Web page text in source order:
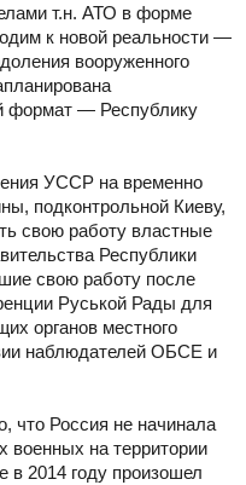
т.н. АТО в форме
к новой реальности —
вооруженного
формат — Республику
УССР на временно
подконтрольной Киеву,
свою работу властные
Республики
свою работу после
Руськой Рады для
органов местного
наблюдателей ОБСЕ и
что Россия не начинала
военных на территории
в 2014 году произошел